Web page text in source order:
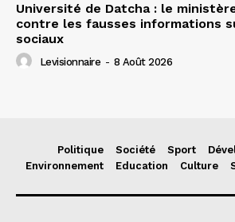
Université de Datcha : le
contre les fausses informations
sociaux
Levisionnaire - 8 Août 2026
Politique Société Sport
Environnement
Education Culture